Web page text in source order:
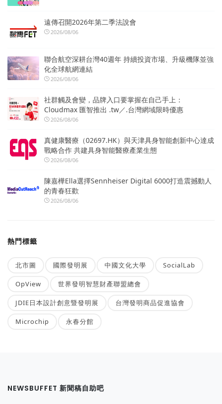
遠傳召開2026年第二季法說會
2026/08/06
聯合航空深耕台灣40週年 持續投資市場、升級機隊並強
化全球航網連結
2026/08/06
社群觸及會變，品牌入口要掌握在自己手上：
Cloudmax 匯智推出 .tw／.台灣網域限時優惠
2026/08/06
真健康醫療（02697.HK）與天津具身智能創新中心達成
戰略合作 共建具身智能醫療產業生態
2026/08/06
陳嘉樺Ella選擇Sennheiser Digital 6000打造震撼動人
的青春狂歡
2026/08/06
熱門標籤
北市圖 國際發明展 中國文化大學 SocialLab
OpView 世界發明智慧財產聯盟總會
JDIE日本設計創意暨發明展 台灣發明商品促進協會
Microchip 永春分館
NEWSBUFFET 新聞稿自助吧